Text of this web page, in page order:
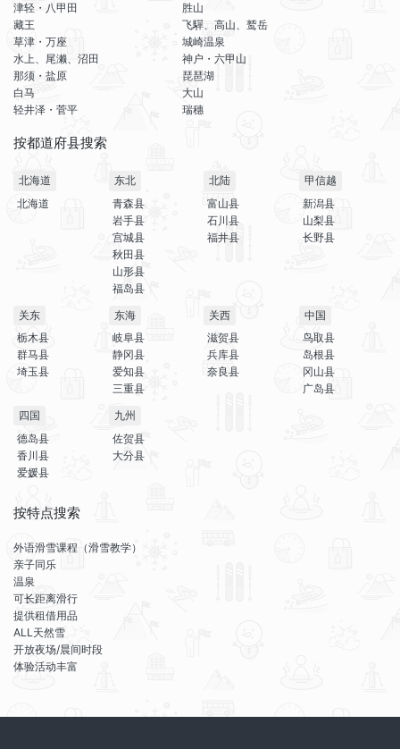
津轻・八甲田
藏王
草津・万座
水上、尾濑、沼田
那须・盐原
白马
轻井泽・菅平
胜山
飞驒、高山、鹫岳
城崎温泉
神户・六甲山
琵琶湖
大山
瑞穗
按都道府县搜索
北海道
北海道
东北
青森县
岩手县
宫城县
秋田县
山形县
福岛县
北陆
富山县
石川县
福井县
甲信越
新潟县
山梨县
长野县
关东
栃木县
群马县
埼玉县
东海
岐阜县
静冈县
爱知县
三重县
关西
滋贺县
兵库县
奈良县
中国
鸟取县
岛根县
冈山县
广岛县
四国
德岛县
香川县
爱媛县
九州
佐贺县
大分县
按特点搜索
外语滑雪课程（滑雪教学）
亲子同乐
温泉
可长距离滑行
提供租借用品
ALL天然雪
开放夜场/晨间时段
体验活动丰富